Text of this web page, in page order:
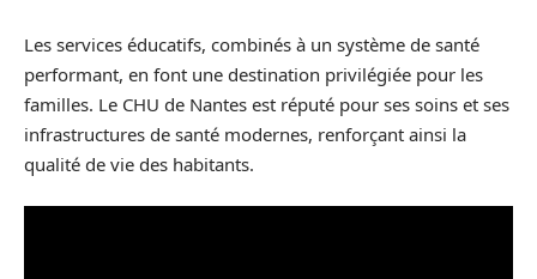
Les services éducatifs, combinés à un système de santé
performant, en font une destination privilégiée pour les
familles. Le CHU de Nantes est réputé pour ses soins et ses
infrastructures de santé modernes, renforçant ainsi la
qualité de vie des habitants.